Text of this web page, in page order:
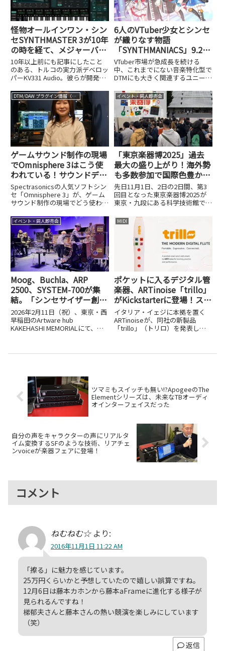
怪物オールインワン・シン
セSYNTHMASTER 3が10年
の時を経て、メジャーバー
ジョンアップ！
10年以上前にも記事にしたこと
のある、トルコの実力派デベロッ
パーKV331 Audio。彼らが開発す
倒的なコストパフォーマンスと、
アナログからウェーブテーブルま
で網羅する懐の深さで、世界中の
ユーザーに愛...
6人のVTuber少女とシンセ
が織りなす物語
「SYNTHMANIACS」9.21
始動、Yamaha・Roland・
KORG商品のプレゼントキ
ャンペーン開催中
VTuber市場が急成長を続ける
中、これまでにない音楽特化型で
DTMにも大きく関連するユニーク
「SYNTHMANIACS（シンセマニ
アクス）」が誕生します。この
SYNTHMANIACSは、シンセサイ
ザーの演奏や楽曲制作を主軸と...
DTM/DAW プラグイン情報（VST AU AAX）
ゲームサウンド制作の現場
でOmnisphere 3はこう使
われている！サウンドディ
レクター・大島香織さんに
聞く、音源を超えた活用法
Spectrasonicsの人気ソフトシン
セ「Omnisphere 3」が、ゲーム
サウンド制作の現場でどう使われ
大島香織さんに聞きました。
イベント・同人即売会
「東京楽器博2025」過去
最大の盛り上がり！海外勢
も多数参加で国際色豊かに――
注目の20ブースを一気紹介
先日11月1日、2日の2日間、第3
回目となった東京楽器博2025が
東京・九段にある科学技術館で開
員会が主催し、一般社団法人 日
本シンセサイザープロフェッショ
ナルアーツ（JSPA）が企画制作
を行う形で行われた今年...
イベント・同人即売会
Moog、Buchla、ARP
2500、SYSTEM-700が集
結。「シンセサイザー創世
記」から見えたモジュラー
文化60年の系譜
2026年2月11日（祝）、東京・西
早稲田のArtware hub
KAKEHASHI MEMORIALにて、
題したイベントが開催されまし
MIDI
ポケットに入るデジタル管
楽器、ARTinoise「trillo」
がKickstarterに登場！スタ
ンドアロン演奏対応の次世
代ウィンドコントローラー
イタリア・イェジに本拠を置く
ARTinoiseが、同社の新製品
「trillo」（トリロ）を発表し、
（現地時間）にスタートさせまし
ツマミもスイッチも無い!?ApogeeのThe
Elementシリーズは、未来なTBオーディ
オインターフェイスだった
自分の声をキャラクターの声にリアルタ
イム変換するSFのような技術、リアチェ
ンvoiceが楽器フェアに登場！
コメント
ねむねむ☆ より:
2016年11月1日 11:22 AM
「擦る」に魅力を感じています。
25万円くらいかと予想していたので嬉しい誤算ですね。
12月6日は藤本カホンから藤本aFrameに進化する様子が
見られるんですね！
梯郁夫さんと藤本さんの熱い競演を楽しみにしています
（笑）
返信